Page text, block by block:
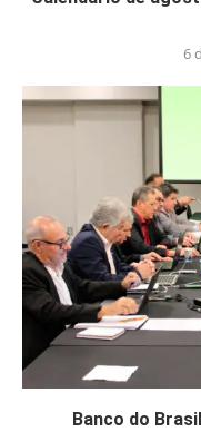
6
Banco do